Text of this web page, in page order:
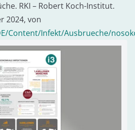
RKI – Robert Koch-Institut.
2024, von
Content/Infekt/Ausbrueche/